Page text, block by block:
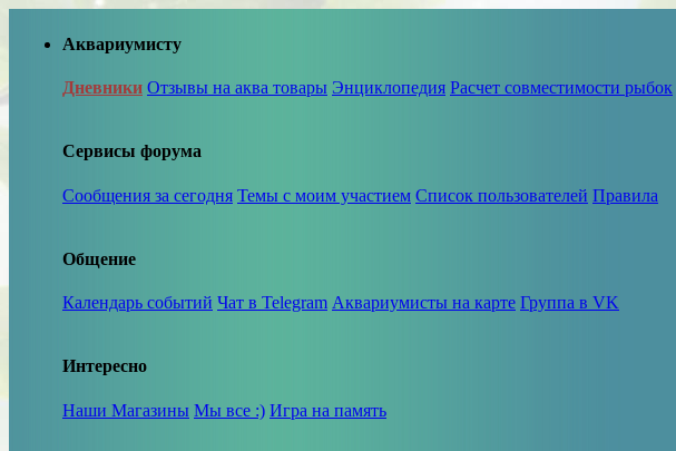
Аквариумисту
Дневники Отзывы на аква товары Энциклопедия Расчет совместимости рыбок
Сервисы форума
Сообщения за сегодня Темы с моим участием Список пользователей Правила
Общение
Календарь событий Чат в Telegram Аквариумисты на карте Группа в VK
Интересно
Наши Магазины Мы все :) Игра на память